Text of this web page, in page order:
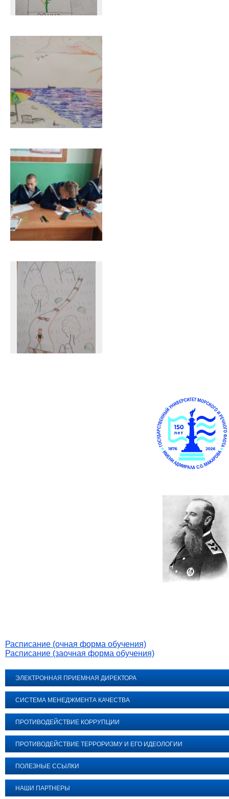
Расписание (очная форма обучения)
Расписание (заочная форма обучения)
ЭЛЕКТРОННАЯ ПРИЕМНАЯ ДИРЕКТОРА
СИСТЕМА МЕНЕДЖМЕНТА КАЧЕСТВА
ПРОТИВОДЕЙСТВИЕ КОРРУПЦИИ
ПРОТИВОДЕЙСТВИЕ ТЕРРОРИЗМУ И ЕГО ИДЕОЛОГИИ
ПОЛЕЗНЫЕ ССЫЛКИ
НАШИ ПАРТНЕРЫ